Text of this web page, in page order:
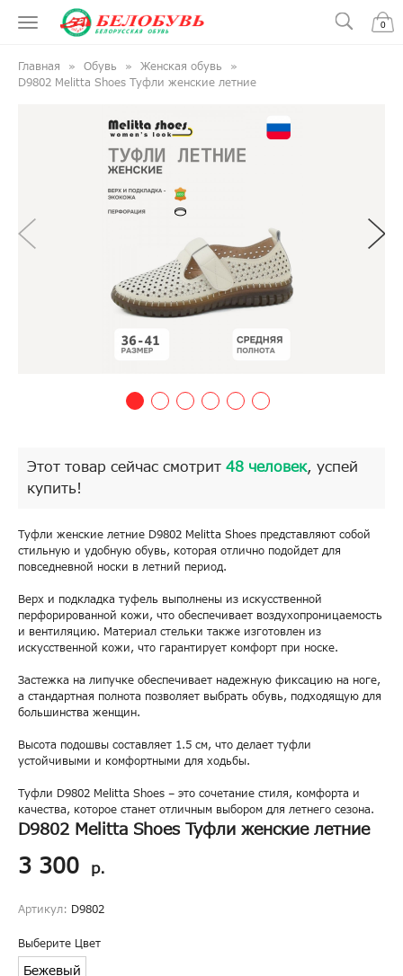
0
Главная Обувь
Женская обувь
D9802 Melitta Shoes Туфли женские летние
Этот товар сейчас смотрит 48 человек, успей
купить!
Туфли женские летние D9802 Melitta Shoes представляют собой
стильную и удобную обувь, которая отлично подойдет для
повседневной носки в летний период.
Верх и подкладка туфель выполнены из искусственной
перфорированной кожи, что обеспечивает воздухопроницаемость
и вентиляцию. Материал стельки также изготовлен из
искусственной кожи, что гарантирует комфорт при носке.
Застежка на липучке обеспечивает надежную фиксацию на ноге,
а стандартная полнота позволяет выбрать обувь, подходящую для
большинства женщин.
Высота подошвы составляет 1.5 см, что делает туфли
устойчивыми и комфортными для ходьбы.
Туфли D9802 Melitta Shoes – это сочетание стиля, комфорта и
качества, которое станет отличным выбором для летнего сезона.
D9802 Melitta Shoes Туфли женские летние
3 300 р.
Артикул: D9802
Выберите Цвет
Бежевый